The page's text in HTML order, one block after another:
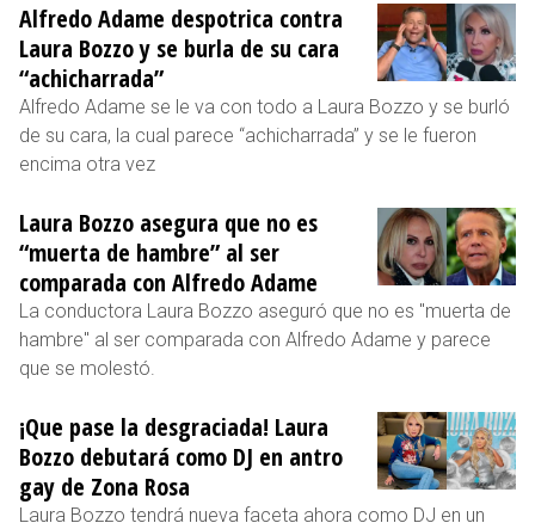
Alfredo Adame despotrica contra
Laura Bozzo y se burla de su cara
“achicharrada”
Alfredo Adame se le va con todo a Laura Bozzo y se burló
de su cara, la cual parece “achicharrada” y se le fueron
encima otra vez
Laura Bozzo asegura que no es
“muerta de hambre” al ser
comparada con Alfredo Adame
La conductora Laura Bozzo aseguró que no es "muerta de
hambre" al ser comparada con Alfredo Adame y parece
que se molestó.
¡Que pase la desgraciada! Laura
Bozzo debutará como DJ en antro
gay de Zona Rosa
Laura Bozzo tendrá nueva faceta ahora como DJ en un